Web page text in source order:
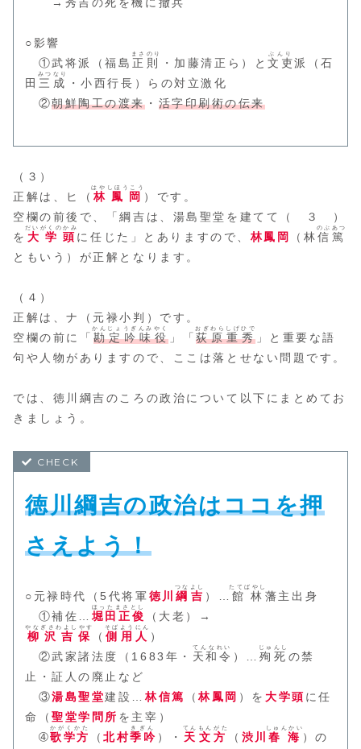
→秀吉の死を機に撤兵
○影響
①武将派（福島 正則
まさのり
・加藤清正ら）と文吏
ぶんり
派（石
田 三成
みつなり
・小西行長）らの対立激化
②朝鮮陶工の渡来 ・ 活字印刷術の伝来
（３）
正解は、ヒ（ 林鳳岡
はやしほうこう
）です。
空欄の前後で、「綱吉は、湯島聖堂を建てて（ ３ ）
を 大学頭
だいがくのかみ
に任じた」とありますので、 林鳳岡 （林信篤
のぶあつ
ともいう）が正解となります。
（４）
正解は、ナ（元禄小判）です。
空欄の前に「 勘定吟味役
かんじょうぎんみやく
」「荻原重秀
おぎわらしげひで
」と重要な語
句や人物がありますので、ここは落とせない問題です。
では、徳川綱吉のころの政治について以下にまとめてお
きましょう。
徳川綱吉の政治はココを押
さえよう！
○元禄時代（5代将軍 徳川 綱吉
つなよし
）… 館林
たてばやし
藩主出身
①補佐… 堀田正俊
ほったまさとし
（大老）→
柳沢吉保
やなぎさわよしやす
（ 側用人
そばようにん
）
②武家諸法度（1683年・ 天和令
てんなれい
）… 殉死
じゅんし
の禁
止・証人の廃止など
③湯島聖堂建設…林信篤 （林鳳岡 ）を大学頭 に任
命（聖堂学問所 を主宰）
➃歌学方
かがくかた
（北村季吟
きぎん
）・ 天文方
てんもんがた
（ 渋川 春海
しゅんかい
）の